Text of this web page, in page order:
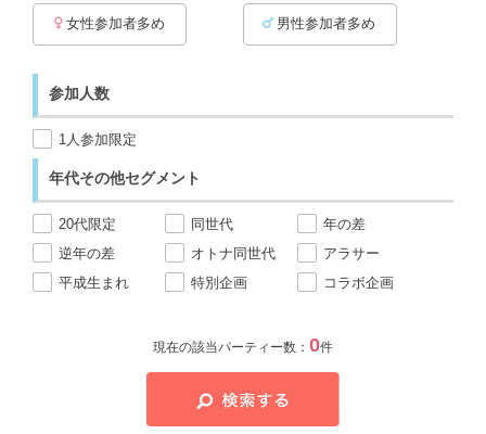
女性参加者多め 男性参加者多め
参加人数
1人参加限定
年代その他セグメント
20代限定 同世代
年の差
逆年の差
オトナ同世代
アラサー
平成生まれ
特別企画 コラボ企画
現在の該当パーティー数： 0件